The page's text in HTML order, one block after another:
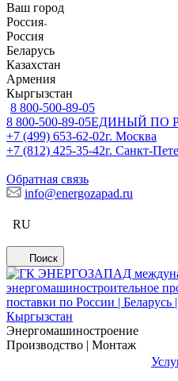
Ваш город
Россия
Россия
Беларусь
Казахстан
Армения
Кыргызстан
8 800-500-89-05
8 800-500-89-05ЕДИНЫЙ ПО
+7 (499) 653-62-02г. Москва
+7 (812) 425-35-42г. Санкт-
Обратная связь
info@energozapad.ru
RU
Поиск
Энергомашиностроение
Производство | Монтаж